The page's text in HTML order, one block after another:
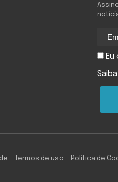
Termos de uso Política de